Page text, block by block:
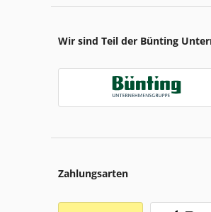
Wir sind Teil der Bünting
Zahlungsarten